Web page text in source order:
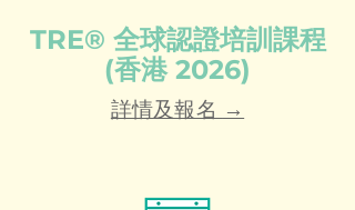
TRE® 全球認證培訓課程
(香港 2026)
​詳情及報名 →